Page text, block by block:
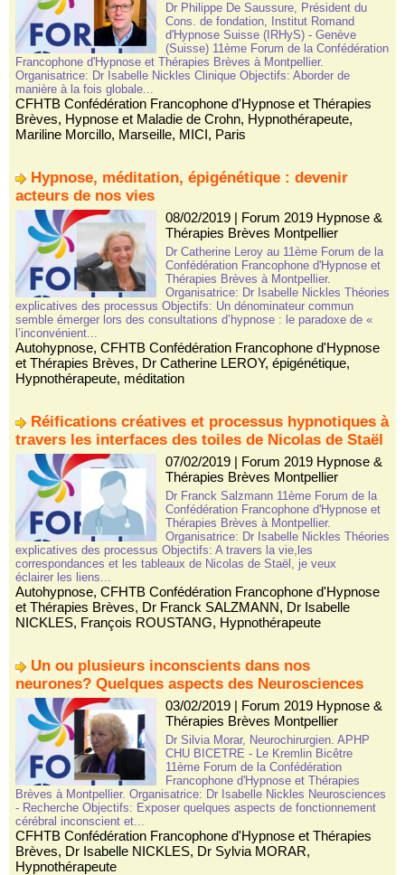
Dr Philippe De Saussure, Président du
Cons. de fondation, Institut Romand
d'Hypnose Suisse (IRHyS) - Genève
(Suisse) 11ème Forum de la Confédération
Francophone d'Hypnose et Thérapies Brèves à Montpellier.
Organisatrice: Dr Isabelle Nickles Clinique Objectifs: Aborder de
manière à la fois globale...
CFHTB Confédération Francophone d'Hypnose et Thérapies
Brèves, Hypnose et Maladie de Crohn, Hypnothérapeute,
Mariline Morcillo, Marseille, MICI, Paris
Hypnose, méditation, épigénétique : devenir
acteurs de nos vies
08/02/2019| Forum 2019 Hypnose &
Thérapies Brèves Montpellier
Dr Catherine Leroy au 11ème Forum de la
Confédération Francophone d'Hypnose et
Thérapies Brèves à Montpellier.
Organisatrice: Dr Isabelle Nickles Théories
explicatives des processus Objectifs: Un dénominateur commun
semble émerger lors des consultations d’hypnose : le paradoxe de «
l’inconvénient...
Autohypnose, CFHTB Confédération Francophone d'Hypnose
et Thérapies Brèves, Dr Catherine LEROY, épigénétique,
Hypnothérapeute, méditation
Réifications créatives et processus hypnotiques à
travers les interfaces des toiles de Nicolas de Staël
07/02/2019| Forum 2019 Hypnose &
Thérapies Brèves Montpellier
Dr Franck Salzmann 11ème Forum de la
Confédération Francophone d'Hypnose et
Thérapies Brèves à Montpellier.
Organisatrice: Dr Isabelle Nickles Théories
explicatives des processus Objectifs: A travers la vie,les
correspondances et les tableaux de Nicolas de Staël, je veux
éclairer les liens...
Autohypnose, CFHTB Confédération Francophone d'Hypnose
et Thérapies Brèves, Dr Franck SALZMANN, Dr Isabelle
NICKLES, François ROUSTANG, Hypnothérapeute
Un ou plusieurs inconscients dans nos
neurones? Quelques aspects des Neurosciences
03/02/2019| Forum 2019 Hypnose &
Thérapies Brèves Montpellier
Dr Silvia Morar, Neurochirurgien. APHP
CHU BICETRE - Le Kremlin Bicêtre
11ème Forum de la Confédération
Francophone d'Hypnose et Thérapies
Brèves à Montpellier. Organisatrice: Dr Isabelle Nickles Neurosciences
- Recherche Objectifs: Exposer quelques aspects de fonctionnement
cérébral inconscient et...
CFHTB Confédération Francophone d'Hypnose et Thérapies
Brèves, Dr Isabelle NICKLES, Dr Sylvia MORAR,
Hypnothérapeute